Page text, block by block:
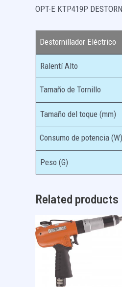
OPT-E KTP419P
Destornillador Eléctrico
Ralentí Alto
Tamaño de Tornillo
Tamaño del toque (mm)
Consumo de potencia (W)
Peso (G)
Related products